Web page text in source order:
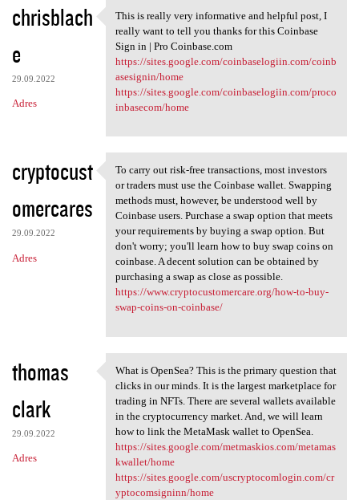
chrisblach
e
29.09.2022
Adres
This is really very
This is really very informative and helpful post, I
really want to tell you thanks for this Coinbase
Sign in | Pro Coinbase.com
https://sites.google.com/coinbaselogiin.com/coinb
asesignin/home
https://sites.google.com/coinbaselogiin.com/proco
inbasecom/home
cryptocust
omercares
29.09.2022
Adres
To carry out risk-free
To carry out risk-free transactions, most investors
or traders must use the Coinbase wallet. Swapping
methods must, however, be understood well by
Coinbase users. Purchase a swap option that meets
your requirements by buying a swap option. But
don't worry; you'll learn how to buy swap coins on
coinbase. A decent solution can be obtained by
purchasing a swap as close as possible.
https://www.cryptocustomercare.org/how-to-buy-
swap-coins-on-coinbase/
thomas
clark
29.09.2022
Adres
What is OpenSea? This is the
What is OpenSea? This is the primary question that
clicks in our minds. It is the largest marketplace for
trading in NFTs. There are several wallets available
in the cryptocurrency market. And, we will learn
how to link the MetaMask wallet to OpenSea.
https://sites.google.com/metmaskios.com/metamas
kwallet/home
https://sites.google.com/uscryptocomlogin.com/cr
yptocomsigninn/home